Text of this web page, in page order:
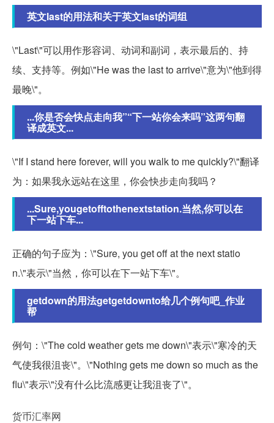
英文last的用法和关于英文last的词组
\"Last\"可以用作形容词、动词和副词，表示最后的、持
续、支持等。例如\"He was the last to arrive\"意为\"他到得
最晚\"。
...你是否会快点走向我”“下一站你会来吗”这两句翻
译成英文...
\"If I stand here forever, will you walk to me quickly?\"翻译
为：如果我永远站在这里，你会快步走向我吗？
...Sure,yougetofftothenextstation.当然,你可以在
下一站下车...
正确的句子应为：\"Sure, you get off at the next statio
n.\"表示\"当然，你可以在下一站下车\"。
getdown的用法getgetdownto给几个例句吧_作业
帮
例句：\"The cold weather gets me down\"表示\"寒冷的天
气使我很沮丧\"。\"Nothing gets me down so much as the
flu\"表示\"没有什么比流感更让我沮丧了\"。
货币汇率网